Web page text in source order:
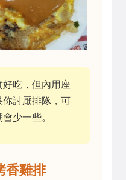
吃，但內用座
討厭排隊，可
少一些。
香雞排